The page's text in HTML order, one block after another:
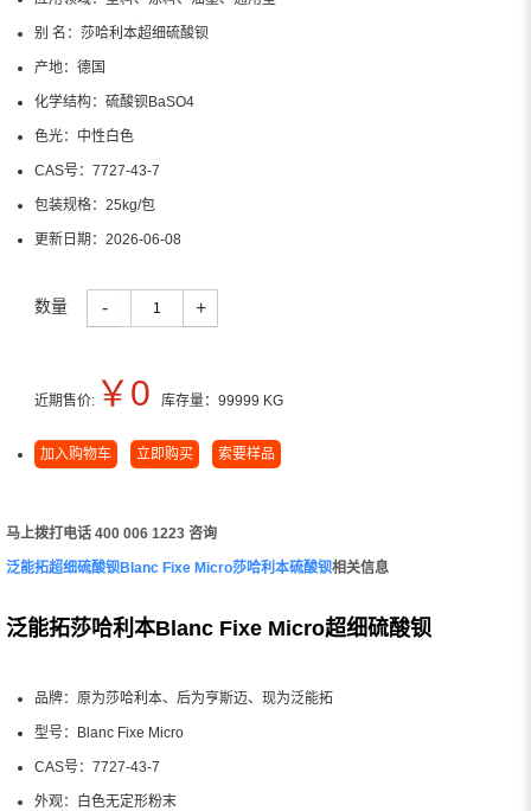
别 名： 莎哈利本超细硫酸钡
产地： 德国
化学结构： 硫酸钡BaSO4
色光： 中性白色
CAS号： 7727-43-7
包装规格： 25kg/包
更新日期： 2026-06-08
数量 - +
近期售价: ￥0 库存量： 99999 KG
加入购物车 立即购买 索要样品
马上拨打电话 400 006 1223 咨询
泛能拓超细硫酸钡Blanc Fixe Micro莎哈利本硫酸钡相关信息
泛能拓莎哈利本Blanc Fixe Micro超细硫酸钡
品牌：原为莎哈利本、后为亨斯迈、现为泛能拓
型号：Blanc Fixe Micro
CAS号：7727-43-7
外观：白色无定形粉末